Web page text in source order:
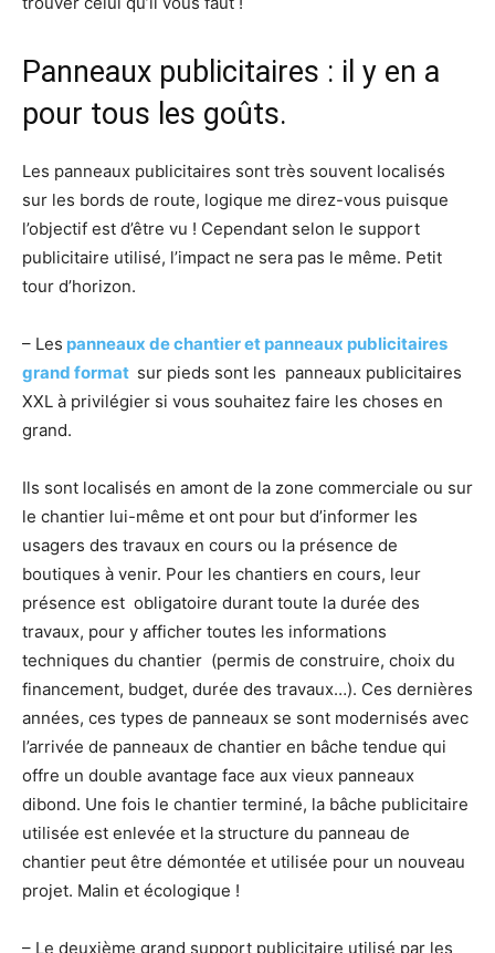
Panneaux publicitaires : il y en a
pour tous les goûts.
Les panneaux publicitaires sont très souvent localisés
sur les bords de route, logique me direz-vous puisque
l’objectif est d’être vu ! Cependant selon le support
publicitaire utilisé, l’impact ne sera pas le même. Petit
tour d’horizon.
– Les panneaux de chantier et panneaux publicitaires
grand format sur pieds sont les panneaux publicitaires
XXL à privilégier si vous souhaitez faire les choses en
grand.
Ils sont localisés en amont de la zone commerciale ou sur
le chantier lui-même et ont pour but d’informer les
usagers des travaux en cours ou la présence de
boutiques à venir. Pour les chantiers en cours, leur
présence est obligatoire durant toute la durée des
travaux, pour y afficher toutes les informations
techniques du chantier (permis de construire, choix du
financement, budget, durée des travaux…). Ces dernières
années, ces types de panneaux se sont modernisés avec
l’arrivée de panneaux de chantier en bâche tendue qui
offre un double avantage face aux vieux panneaux
dibond. Une fois le chantier terminé, la bâche publicitaire
utilisée est enlevée et la structure du panneau de
chantier peut être démontée et utilisée pour un nouveau
projet. Malin et écologique !
– Le deuxième grand support publicitaire utilisé par les